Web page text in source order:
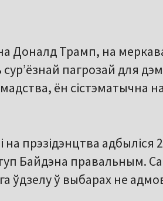
Доналд Трамп, на
пагрозай для
ён сістэматычна
прэзідэнцтва адбыліся
Байдэна правальным.
ўдзелу ў выбарах не